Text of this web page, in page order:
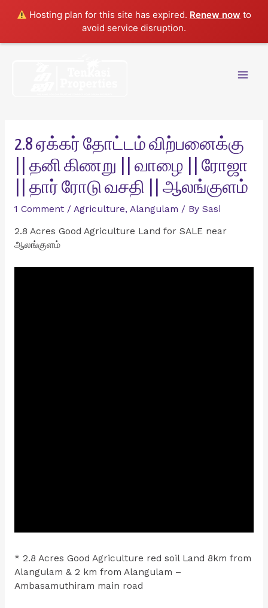
Hosting plan for this site has expired. Renew now to
avoid service disruption.
2.8 ஏக்கர் தோட்டம் விற்பனைக்கு
|| தனி கிணறு || வாழை || ரோஜா
|| தார் ரோடு வசதி || ஆலங்குளம்
1 Comment / Agriculture, Alangulam / By Sasi
2.8 Acres Good Agriculture Land for SALE near
ஆலங்குளம்
* 2.8 Acres Good Agriculture red soil Land 8km from
Alangulam & 2 km from Alangulam –
Ambasamuthiram main road